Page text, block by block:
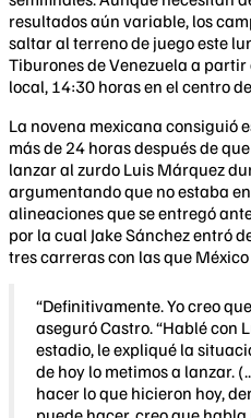
resultados aún variable, los
saltar al terreno de juego este
Tiburones de Venezuela a
local, 14:30 horas en el centro
La novena mexicana consiguió
más de 24 horas después de
lanzar al zurdo Luis Márquez
argumentando que no estaba
alineaciones que se entregó
por la cual Jake Sánchez entró
tres carreras con las que
“Definitivamente. Yo creo
aseguró Castro. “Hablé con
estadio, le expliqué la
de hoy lo metimos a lanzar.
hacer lo que hicieron hoy,